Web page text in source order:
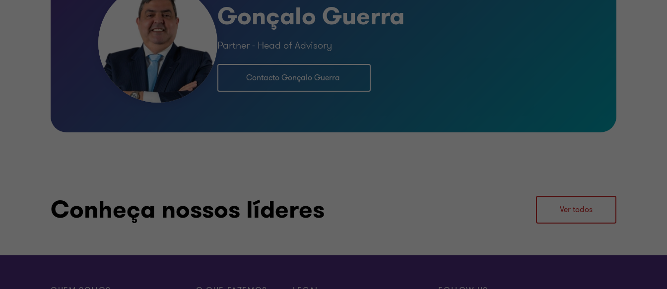
Gonçalo é membro da Ordem dos Economistas
Member of the Portuguese Economist Chamber.
Gonçalo Guerra
Partner - Head of Advisory
Contacto Gonçalo Guerra
Conheça nossos líderes Ver todos